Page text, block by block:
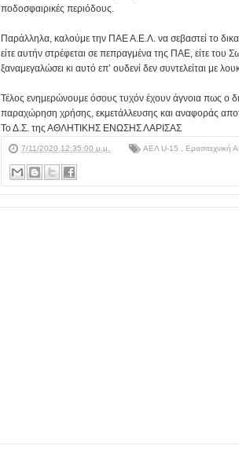
ποδοσφαιρικές περιόδους.
Παράλληλα, καλούμε την ΠΑΕ Α.Ε.Λ. να σεβαστεί το
είτε αυτήν στρέφεται σε πεπραγμένα της ΠΑΕ, είτε
ξαναμεγαλώσει κι αυτό επ’ ουδενί δεν συντελείται με
Τέλος ενημερώνουμε όσους τυχόν έχουν άγνοια πως ο
παραχώρηση χρήσης, εκμετάλλευσης και αναφοράς
Το Δ.Σ. της ΑΘΛΗΤΙΚΗΣ ΕΝΩΣΗΣ ΛΑΡΙΣΑΣ
7/11/2020 12:35:00 μ.μ. ΑΕΛ U-15 Ερασιτεχνική